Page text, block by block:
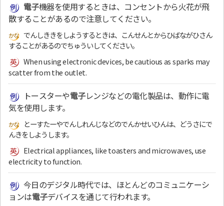
電子機器を使用するときは、コンセントから火花が飛
散することがあるので注意してください。
でんしききをしようするときは、こんせんとからひばながひさん
することがあるのでちゅういしてください。
When using electronic devices, be cautious as sparks may
scatter from the outlet.
トースターや電子レンジなどの電化製品は、動作に電
気を使用します。
とーすたーやでんしれんじなどのでんかせいひんは、どうさにで
んきをしようします。
Electrical appliances, like toasters and microwaves, use
electricity to function.
今日のデジタル時代では、ほとんどのコミュニケーシ
ョンは電子デバイスを通じて行われます。